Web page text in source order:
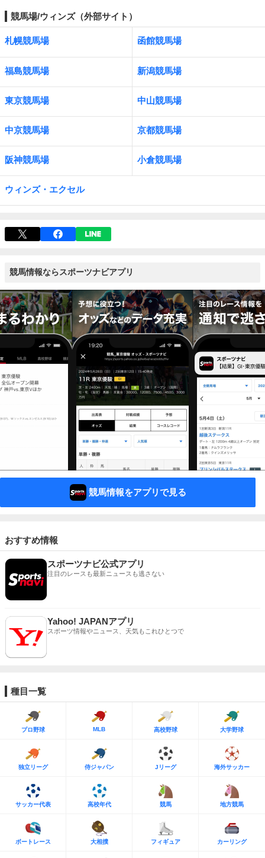
競馬場/ウィンズ（外部サイト）
札幌競馬場 函館競馬場
福島競馬場 新潟競馬場
東京競馬場 中山競馬場
中京競馬場 京都競馬場
阪神競馬場 小倉競馬場
ウィンズ・エクセル
競馬情報ならスポーツナビアプリ
競馬情報をアプリで見る
おすすめ情報
スポーツナビ公式アプリ
注目のレースも最新ニュースも逃さない
Yahoo! JAPANアプリ
スポーツ情報やニュース、天気もこれひとつで
種目一覧
プロ野球 MLB 高校野球 大学野球
独立リーグ 侍ジャパン Jリーグ 海外サッカー
サッカー代表 高校年代 競馬 地方競馬
ボートレース 大相撲 フィギュア カーリング